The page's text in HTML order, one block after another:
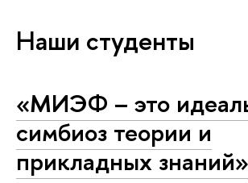
Наши студенты
«МИЭФ – это
симбиоз теории и
прикладных знаний»